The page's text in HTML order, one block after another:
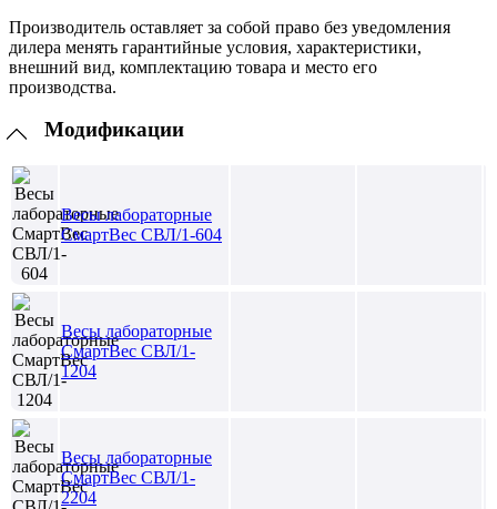
Производитель оставляет за собой право без уведомления
дилера менять гарантийные условия, характеристики,
внешний вид, комплектацию товара и место его
производства.
Модификации
Весы лабораторные
СмартВес СВЛ/1-604
Весы лабораторные
СмартВес СВЛ/1-
1204
Весы лабораторные
СмартВес СВЛ/1-
2204